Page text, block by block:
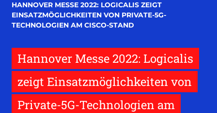
HANNOVER MESSE 2022: LOGICALIS ZEIGT
EINSATZMÖGLICHKEITEN VON PRIVATE-5G-
TECHNOLOGIEN AM CISCO-STAND
Hannover Messe 2022: Logicalis
zeigt Einsatzmöglichkeiten von
Private-5G-Technologien am